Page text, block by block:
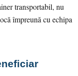
transportabil, nu
împreună cu echipa